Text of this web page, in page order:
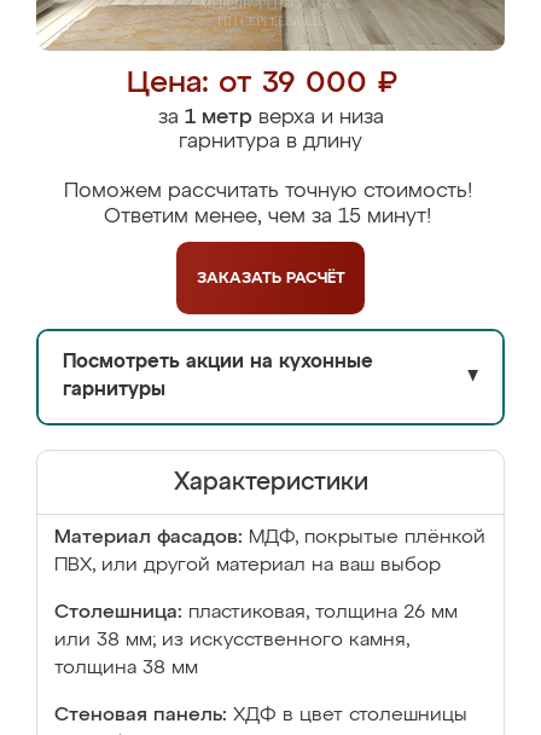
Цена: от 39 000 ₽
за 1 метрверха и низа
гарнитура в длину
Поможем рассчитать точную стоимость!
Ответим менее, чем за 15 минут!
ЗАКАЗАТЬ РАСЧЁТ
Посмотреть акции на кухонные
гарнитуры
▼
Характеристики
Материал фасадов: МДФ, покрытые плёнкой
ПВХ, или другой материал на ваш выбор
Столешница: пластиковая, толщина 26 мм
или 38 мм; из искусственного камня,
толщина 38 мм
Стеновая панель: ХДФ в цвет столешницы